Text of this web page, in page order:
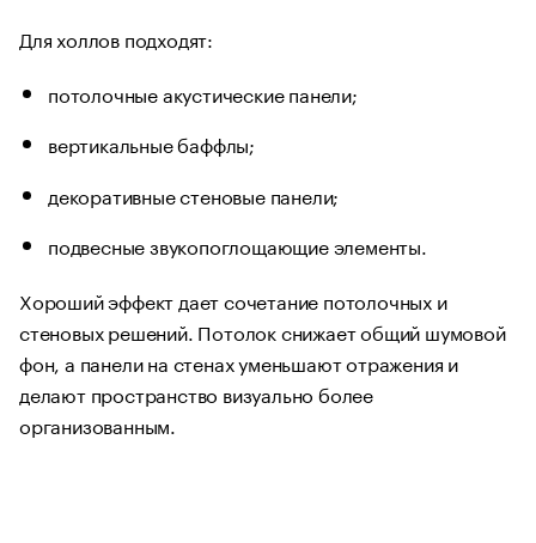
Для холлов подходят:
потолочные акустические панели;
вертикальные баффлы;
декоративные стеновые панели;
подвесные звукопоглощающие элементы.
Хороший эффект дает сочетание потолочных и
стеновых решений. Потолок снижает общий шумовой
фон, а панели на стенах уменьшают отражения и
делают пространство визуально более
организованным.